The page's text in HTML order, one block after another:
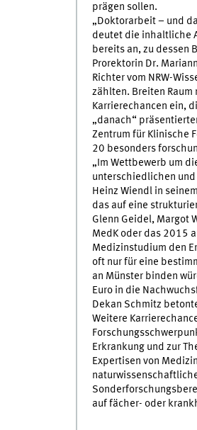
prägen sollen.
„Doktorarbeit – und
deutet die inhaltliche
bereits an, zu dessen
Prorektorin Dr.
Richter vom NRW-
zählten. Breiten
Karrierechancen ein,
„danach“
Zentrum für Klinische
20 besonders
„Im Wettbewerb um
unterschiedlichen
Heinz Wiendl in
das auf eine
Glenn Geidel, Margot
MedK oder das 2015
Medizinstudium den
oft nur für eine
an Münster binden
Euro in die
Dekan Schmitz
Weitere
Erkrankung und zur
Expertisen von
auf fächer- oder